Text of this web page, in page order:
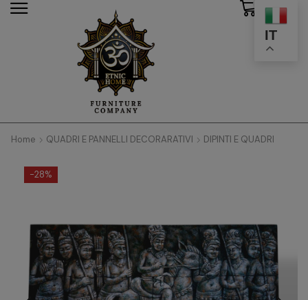
IT
Home QUADRI E PANNELLI DECORARATIVI DIPINTI E QUADRI
-28%